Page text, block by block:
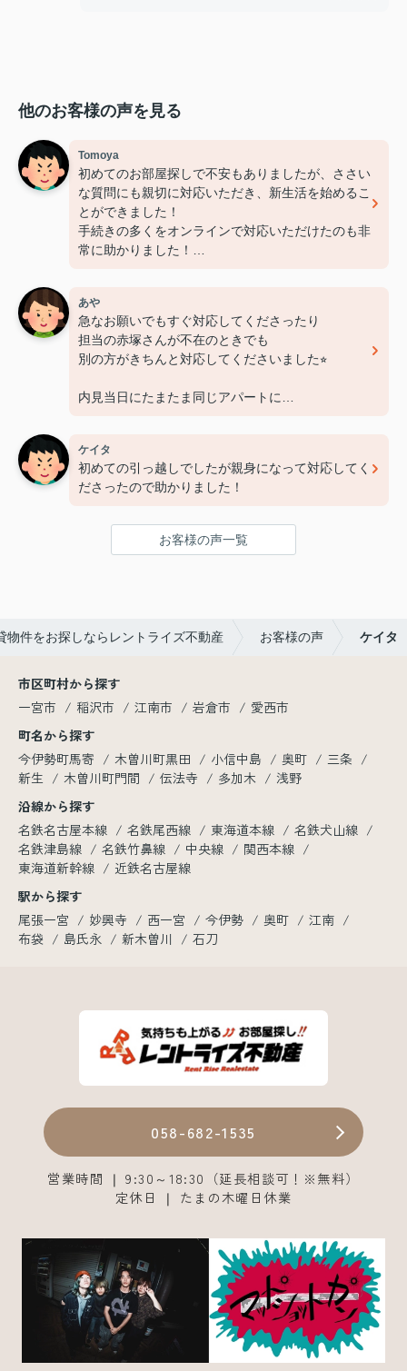
他のお客様の声を見る
Tomoya
初めてのお部屋探しで不安もありましたが、ささい
な質問にも親切に対応いただき、新生活を始めるこ
とができました！
手続きの多くをオンラインで対応いただけたのも非
常に助かりました！
あや
急なお願いでもすぐ対応してくださったり
担当の赤塚さんが不在のときでも
別の方がきちんと対応してくださいました⭐︎
内見当日にたまたま同じアパートに
おかげで希望に合ったお部屋を見つけれました⭐︎
お部屋明け渡しまで
時間が短かったのに素早い対応で
赤塚さん、レントライズの皆さん
ケイタ
初めての引っ越しでしたが親身になって対応してく
ださったので助かりました！
お客様の声一覧
物件をお探しならレントライズ不動産 お客様の声 ケイタ
市区町村から探す
一宮市
稲沢市 江南市 岩倉市
愛西市
町名から探す
今伊勢町馬寄
木曽川町黒田 小信中島 奥町
三条
新生
木曽川町門間 伝法寺 多加木
浅野
沿線から探す
名鉄名古屋本線
名鉄尾西線 東海道本線
名鉄犬山線
名鉄津島線
名鉄竹鼻線 中央線
関西本線
東海道新幹線
近鉄名古屋線
駅から探す
尾張一宮
妙興寺 西一宮 今伊勢 奥町
江南
布袋
島氏永 新木曽川 石刀
058-682-1535
営業時間 ❘ 9:30～18:30（延長相談可！※無料）
定休日 ❘ たまの木曜日休業